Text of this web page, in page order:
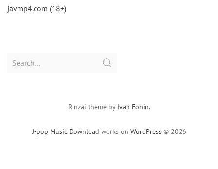
javmp4.com (18+)
Search
J-pop Music Download works on WordPress © 2026
Rinzai theme by Ivan Fonin.